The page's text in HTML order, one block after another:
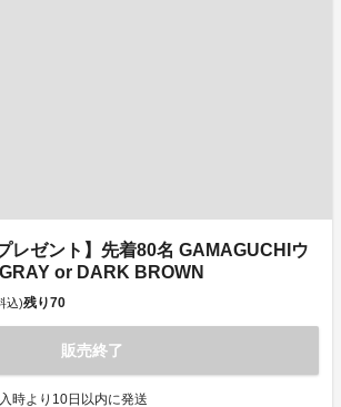
レゼント】先着80名 GAMAGUCHIウ
or DARK BROWN
込)残り70
販売終了
時より10日以内に発送